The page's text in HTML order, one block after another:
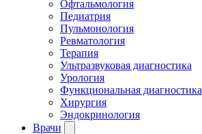
Офтальмология
Педиатрия
Пульмонология
Ревматология
Терапия
Ультразвуковая диагностика
Урология
Функциональная диагностика
Хирургия
Эндокринология
Врачи